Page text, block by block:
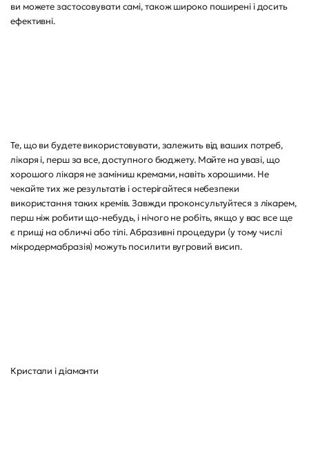
ви можете застосовувати самі, також широко поширені і досить
ефективні.
Те, що ви будете використовувати, залежить від ваших потреб,
лікаря і, перш за все, доступного бюджету. Майте на увазі, що
хорошого лікаря не заміниш кремами, навіть хорошими. Не
чекайте тих же результатів і остерігайтеся небезпеки
використання таких кремів. Завжди проконсультуйтеся з лікарем,
перш ніж робити що-небудь, і нічого не робіть, якщо у вас все ще
є прищі на обличчі або тілі. Абразивні процедури (у тому числі
мікродермабразія) можуть посилити вугровий висип.
Кристали і діаманти